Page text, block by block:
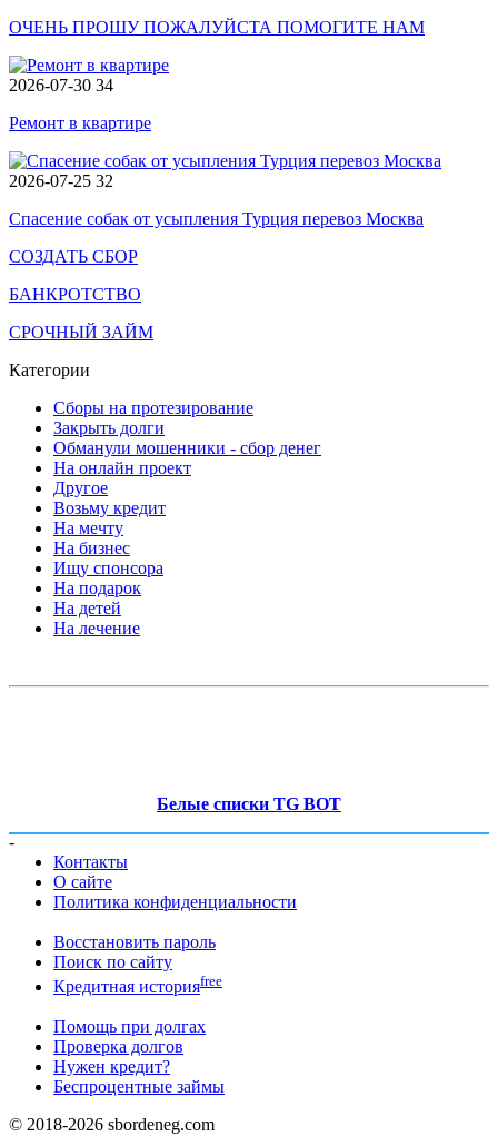
ОЧЕНЬ ПРОШУ ПОЖАЛУЙСТА ПОМОГИТЕ НАМ
2026-07-30 34
Ремонт в квартире
2026-07-25 32
Спасение собак от усыпления Турция перевоз Москва
СОЗДАТЬ СБОР
БАНКРОТСТВО
СРОЧНЫЙ ЗАЙМ
Категории
Сборы на протезирование
Закрыть долги
Обманули мошенники - сбор денег
На онлайн проект
Другое
Возьму кредит
На мечту
На бизнес
Ищу спонсора
На подарок
На детей
На лечение
Белые списки TG BOT
-
Контакты
О сайте
Политика конфиденциальности
Восстановить пароль
Поиск по сайту
Кредитная историяfree
Помощь при долгах
Проверка долгов
Нужен кредит?
Беспроцентные займы
© 2018-2026 sbordeneg.com